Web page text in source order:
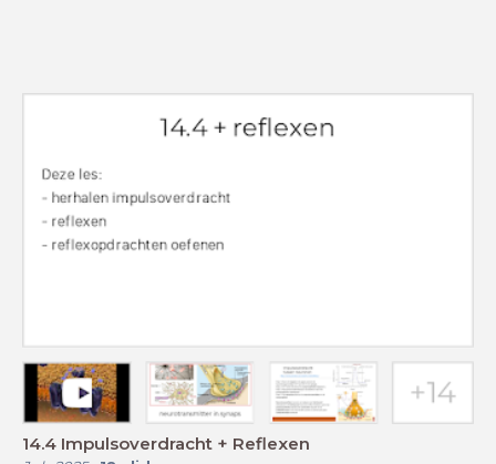
14.4 Impulsoverdracht + Reflexen